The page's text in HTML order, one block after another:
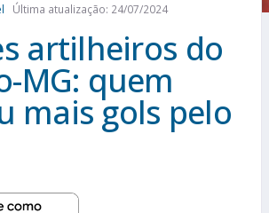
Última atualização: 24/07/2024
artilheiros do
MG: quem
mais gols pelo